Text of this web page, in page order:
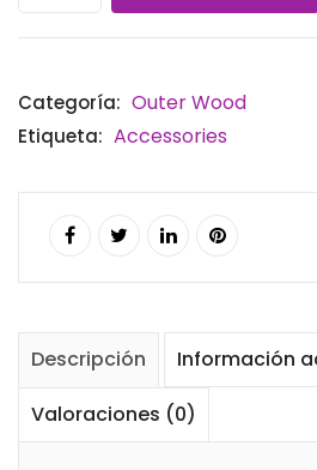
Categoría: Outer Wood
Etiqueta: Accessories
Descripción
Información
Valoraciones (0)